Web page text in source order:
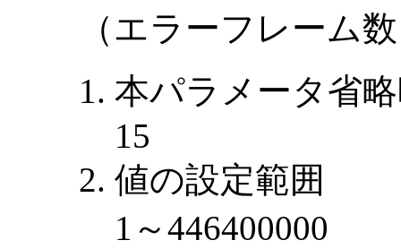
（エラーフレーム
本パラメータ省
15
値の設定範囲
1～446400000